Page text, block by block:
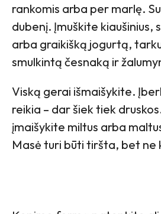
rankomis arba per marlę.
dubenį. Įmuškite kiaušinius,
arba graikišką jogurtą,
smulkintą česnaką ir
Viską gerai išmaišykite.
reikia – dar šiek tiek
įmaišykite miltus arba
Masė turi būti tiršta, bet ne